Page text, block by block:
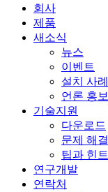
회사
제품
새소식
뉴스
이벤트
설치 사례
언론 홍보
기술지원
다운로드
문제 해결
팁과 힌트
연구개발
연락처